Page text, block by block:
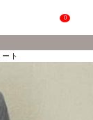
0
ト